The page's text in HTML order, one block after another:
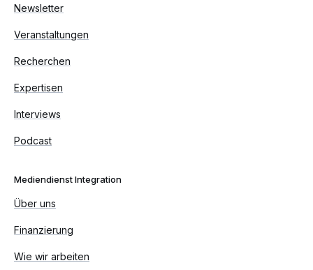
Newsletter
Veranstaltungen
Recherchen
Expertisen
Interviews
Podcast
Mediendienst Integration
Über uns
Finanzierung
Wie wir arbeiten